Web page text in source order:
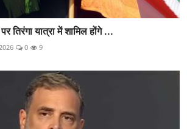
तिरंगा यात्रा में शामिल होंगे ...
0 9